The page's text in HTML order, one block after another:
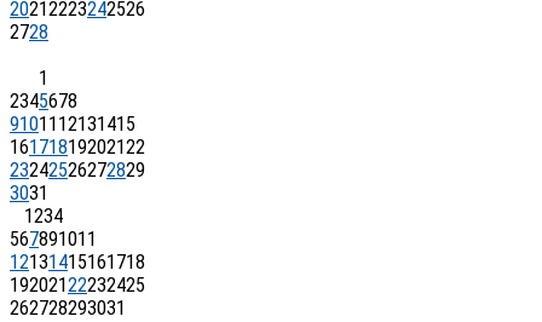
20212223242526
2728
1
2345678
9101112131415
16171819202122
23242526272829
3031
1234
567891011
12131415161718
19202122232425
262728293031